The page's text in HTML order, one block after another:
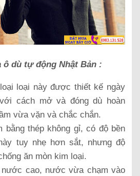
dù tự động Nhật Bản :
loại này được thiết kế ngày
cách mở và đóng dù hoàn
vừa vặn và chắc chắn.
bằng thép không gỉ, có độ bền
tuy nhẹ hơn sắt, nhưng độ
ăn mòn kim loại.
nước cao, nước vừa chạm vào